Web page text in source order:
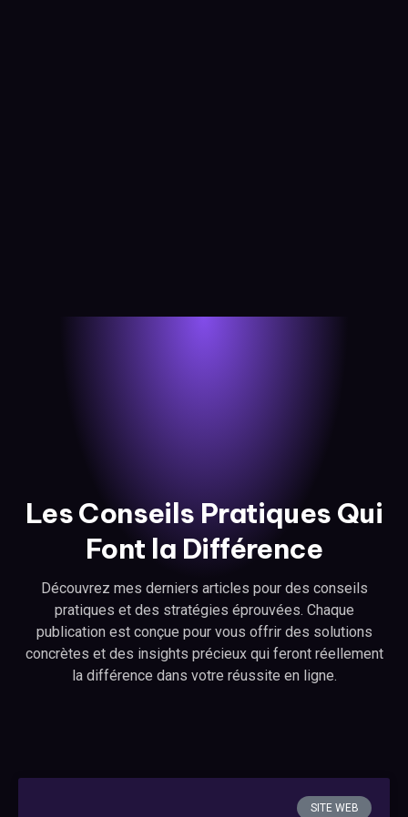
Les Conseils Pratiques Qui
Font la Différence
Découvrez mes derniers articles pour des conseils
pratiques et des stratégies éprouvées. Chaque
publication est conçue pour vous offrir des solutions
concrètes et des insights précieux qui feront réellement
la différence dans votre réussite en ligne.
SITE WEB